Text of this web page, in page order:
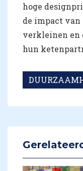
hoge
de impact van
verkleinen en
hun